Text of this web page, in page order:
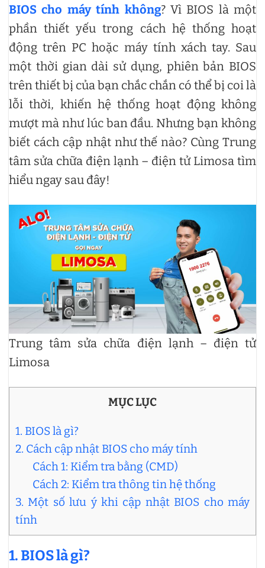
BIOS cho máy tính không? Vì BIOS là một
phần thiết yếu trong cách hệ thống hoạt
động trên PC hoặc máy tính xách tay. Sau
một thời gian dài sử dụng, phiên bản BIOS
trên thiết bị của bạn chắc chắn có thể bị coi là
lỗi thời, khiến hệ thống hoạt động không
mượt mà như lúc ban đầu. Nhưng bạn không
biết cách cập nhật như thế nào? Cùng Trung
tâm sửa chữa điện lạnh – điện tử Limosa tìm
hiểu ngay sau đây!
Trung tâm sửa chữa điện lạnh – điện tử
Limosa
MỤC LỤC
1. BIOS là gì?
2. Cách cập nhật BIOS cho máy tính
Cách 1: Kiểm tra bằng (CMD)
Cách 2: Kiểm tra thông tin hệ thống
3. Một số lưu ý khi cập nhật BIOS cho máy
tính
1. BIOS là gì?